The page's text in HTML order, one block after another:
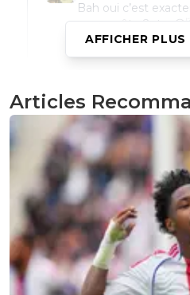
Bah oui c’est
nous coûte
Quelle purge ce match,
leurs 20 metres pendant
mauvaise soirée
Répondre
Flaco75 29 octobre 2025 à 20:15
Beraldo c’est un vrai flic
gesticuler …
0+ Répondre
AFFICHER
Articles